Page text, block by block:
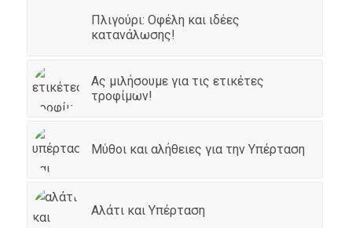
Πλιγούρι: Οφέλη και ιδέες
κατανάλωσης!
Ας μιλήσουμε για τις ετικέτες
τροφίμων!
Μύθοι και αλήθειες για την Υπέρταση
Αλάτι και Υπέρταση